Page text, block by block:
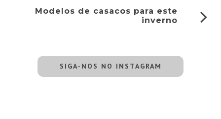
Modelos de casacos para este
inverno
SIGA-NOS NO INSTAGRAM